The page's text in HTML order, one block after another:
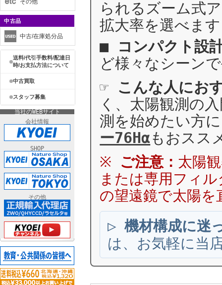
中古品
中古/在庫処分品
送料/代引手数料/配達日
時/お支払方法について
中古買取
スタッフ募集
当社のWEBサイト
会社情報
SHOP
その他
られるズーム式
拡大率を選べます
■
コンパクト設
ど様々なシーン
☞ こんな人にお
く、太陽観測の
測を始めたい方
ー76Hαもおスス
※ ご注意： 太陽
または専用フィ
の望遠鏡で太陽
▷ 機材構成に迷
は、お気軽に当